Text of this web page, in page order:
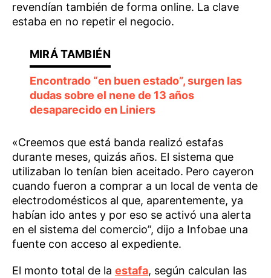
revendían también de forma online. La clave
estaba en no repetir el negocio.
Encontrado “en buen estado”, surgen las
dudas sobre el nene de 13 años
desaparecido en Liniers
«Creemos que está banda realizó estafas
durante meses, quizás años. El sistema que
utilizaban lo tenían bien aceitado. Pero cayeron
cuando fueron a comprar a un local de venta de
electrodomésticos al que, aparentemente, ya
habían ido antes y por eso se activó una alerta
en el sistema del comercio”, dijo a Infobae una
fuente con acceso al expediente.
El monto total de la estafa, según calculan las